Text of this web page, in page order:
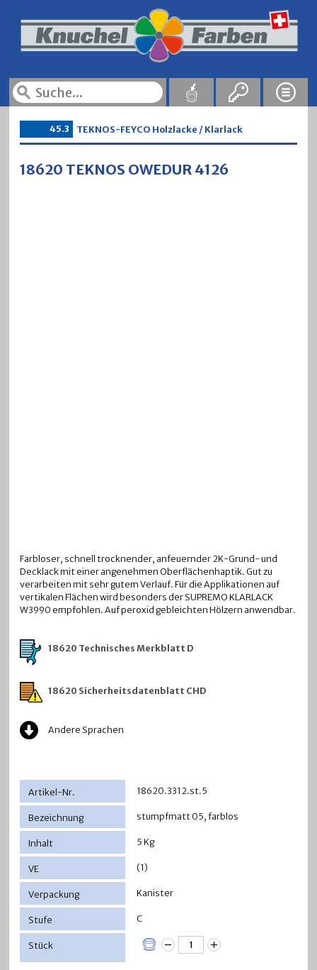
45.3 TEKNOS-FEYCO Holzlacke / Klarlack
18620 TEKNOS OWEDUR 4126
Farbloser, schnell trocknender, anfeuernder 2K-Grund- und
Decklack mit einer angenehmen Oberflächenhaptik. Gut zu
verarbeiten mit sehr gutem Verlauf. Für die Applikationen auf
vertikalen Flächen wird besonders der SUPREMO KLARLACK
W3990 empfohlen. Auf peroxid gebleichten Hölzern anwendbar.
18620 Technisches Merkblatt D
18620 Sicherheitsdatenblatt CHD
Andere Sprachen
18620.3312.st.5
stumpfmatt 05, farblos
5 Kg
(1)
Kanister
C